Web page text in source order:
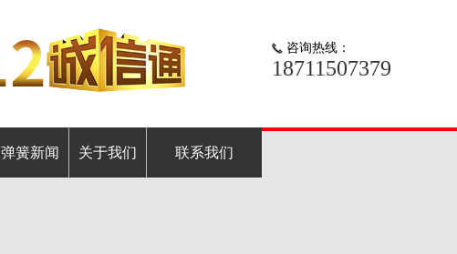
咨询热线：
18711507379
弹簧新闻 关于我们 联系我们